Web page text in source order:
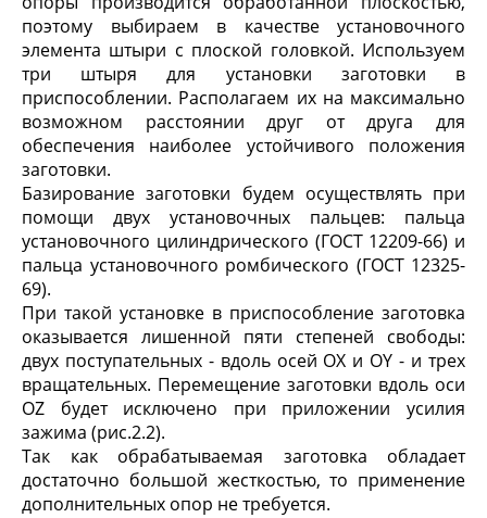
поэтому выбираем в качестве установочного
элемента штыри с плоской головкой. Используем
три штыря для установки заготовки в
приспособлении. Располагаем их на максимально
возможном расстоянии друг от друга для
обеспечения наиболее устойчивого положения
заготовки.
Базирование заготовки будем осуществлять при
помощи двух установочных пальцев: пальца
установочного цилиндрического (ГОСТ 12209-66) и
пальца установочного ромбического (ГОСТ 12325-
69).
При такой установке в приспособление заготовка
оказывается лишенной пяти степеней свободы:
двух поступательных - вдоль осей OX и OY - и трех
вращательных. Перемещение заготовки вдоль оси
OZ будет исключено при приложении усилия
зажима (рис.2.2).
Так как обрабатываемая заготовка обладает
достаточно большой жесткостью, то применение
дополнительных опор не требуется.